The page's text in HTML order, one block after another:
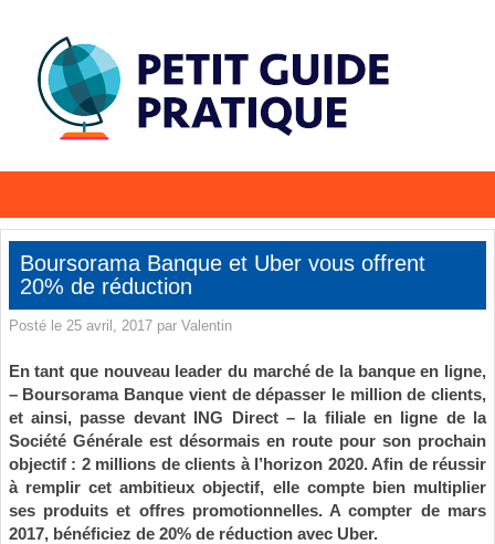
Boursorama Banque et Uber vous offrent
20% de réduction
Posté le 25 avril, 2017 par Valentin
En tant que nouveau leader du marché de la banque en ligne,
– Boursorama Banque vient de dépasser le million de clients,
et ainsi, passe devant ING Direct – la filiale en ligne de la
Société Générale est désormais en route pour son prochain
objectif : 2 millions de clients à l’horizon 2020. Afin de réussir
à remplir cet ambitieux objectif, elle compte bien multiplier
ses produits et offres promotionnelles. A compter de mars
2017, bénéficiez de 20% de réduction avec Uber.